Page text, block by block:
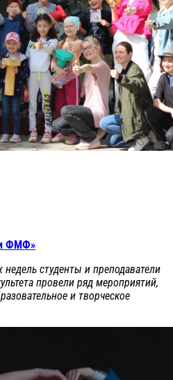
ФМФ»
студенты и преподаватели
провели ряд мероприятий,
и творческое